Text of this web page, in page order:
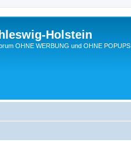
Holstein
OHNE WERBUNG und OHNE POPUPS